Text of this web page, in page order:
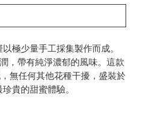
極少量手工採集製作而成。
，帶有純淨濃郁的風味。這款
無任何其他花種干擾，盛裝於
貴的甜蜜體驗。